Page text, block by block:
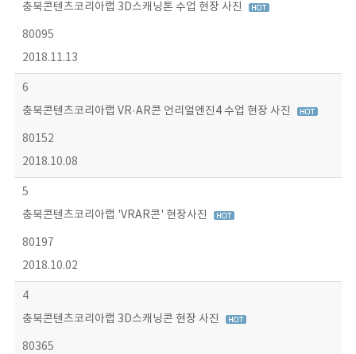
충북콘텐츠코리아랩 3D스캐닝톤 수업 현장 사진
80095
2018.11.13
6
충북콘텐츠코리아랩 VR·AR콘 언리얼엔진4 수업 현장 사진
80152
2018.10.08
5
충북콘텐츠코리아랩 'VRAR콘' 현장사진
80197
2018.10.02
4
충북콘텐츠코리아랩 3D스캐닝콘 현장 사진
80365